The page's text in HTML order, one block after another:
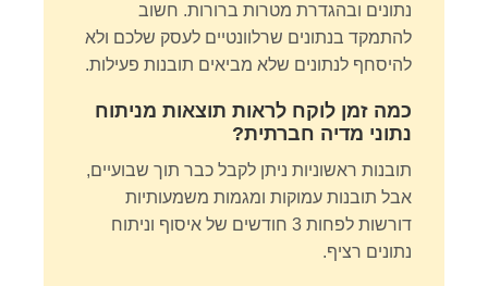
נתונים ובהגדרת מטרות ברורות. חשוב
להתמקד בנתונים שרלוונטיים לעסק שלכם ולא
להיסחף לנתונים שלא מביאים תובנות פעילות.
כמה זמן לוקח לראות תוצאות מניתוח
נתוני מדיה חברתית?
תובנות ראשוניות ניתן לקבל כבר תוך שבועיים,
אבל תובנות עמוקות ומגמות משמעותיות
דורשות לפחות 3 חודשים של איסוף וניתוח
נתונים רציף.